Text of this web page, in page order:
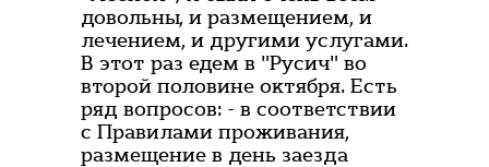
довольны, и размещением, и
лечением, и другими услугами.
В этот раз едем в "Русич" во
второй половине октября. Есть
ряд вопросов: - в соответствии
с Правилами проживания,
размещение в день заезда